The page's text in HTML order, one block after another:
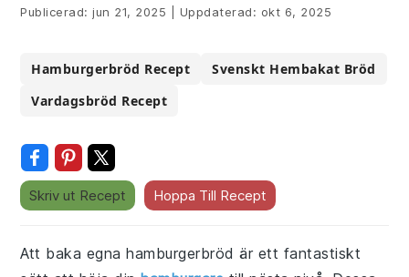
Publicerad:jun 21, 2025 Uppdaterad: okt 6, 2025
Hamburgerbröd Recept
Svenskt Hembakat Bröd
Vardagsbröd Recept
Skriv ut Recept Hoppa Till Recept
Att baka egna hamburgerbröd är ett fantastiskt